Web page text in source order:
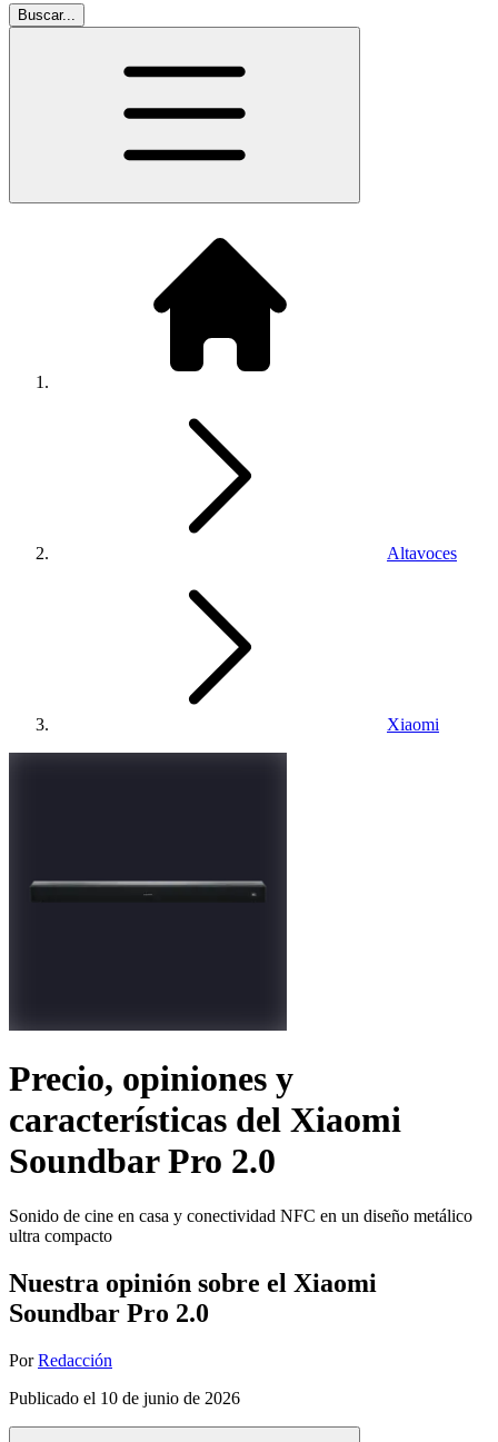
Buscar...
Altavoces
Xiaomi
Precio, opiniones y
características del Xiaomi
Soundbar Pro 2.0
Sonido de cine en casa y conectividad NFC en un diseño metálico
ultra compacto
Nuestra opinión sobre el Xiaomi
Soundbar Pro 2.0
Por Redacción
Publicado el 10 de junio de 2026